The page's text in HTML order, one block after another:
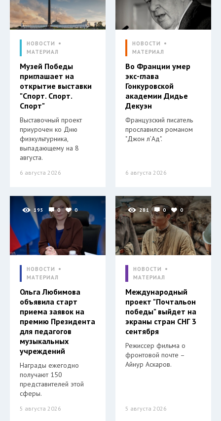
НОВОСТИ
МАТЕРИАЛ
Музей Победы
приглашает на
открытие выставки
"Спорт. Спорт.
Спорт"
Выставочный проект
приурочен ко Дню
физкультурника,
выпадающему на 8
августа.
6 августа 2026
НОВОСТИ
МАТЕРИАЛ
Во Франции умер
экс-глава
Гонкуровской
академии Дидье
Декуэн
Французский писатель
прославился романом
"Джон л’Ад".
6 августа 2026
195 0 0
НОВОСТИ
МАТЕРИАЛ
Ольга Любимова
объявила старт
приема заявок на
премию Президента
для педагогов
музыкальных
учреждений
Награды ежегодно
получают 150
представителей этой
сферы.
5 августа 2026
281 0 0
НОВОСТИ
МАТЕРИАЛ
Международный
проект "Почтальон
победы" выйдет на
экраны стран СНГ 3
сентября
Режиссер фильма о
фронтовой почте –
Айнур Аскаров.
5 августа 2026